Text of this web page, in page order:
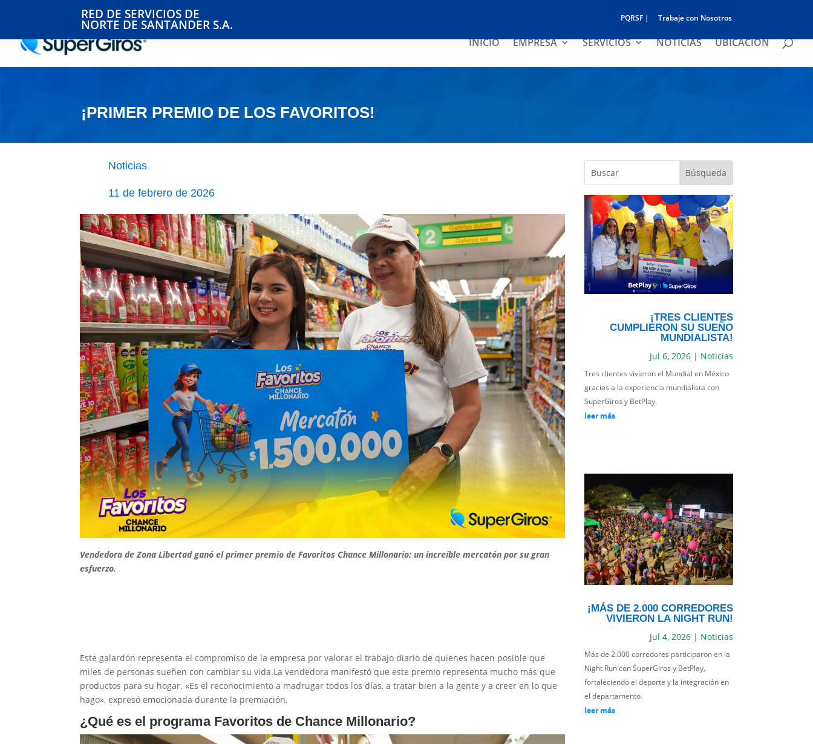
RED DE SERVICIOS DE
NORTE DE SANTANDER S.A. PQRSF | Trabaje con Nosotros
INICIO EMPRESA SERVICIOS NOTICIAS UBICACIÓN
¡PRIMER PREMIO DE LOS FAVORITOS!
Noticias
11 de febrero de 2026
Vendedora de Zona Libertad ganó el primer premio de Favoritos Chance Millonario: un increíble mercatón por su gran
esfuerzo.
Este galardón representa el compromiso de la empresa por valorar el trabajo diario de quienes hacen posible que
miles de personas sueñen con cambiar su vida.La vendedora manifestó que este premio representa mucho más que
productos para su hogar. «Es el reconocimiento a madrugar todos los días, a tratar bien a la gente y a creer en lo que
hago», expresó emocionada durante la premiación.
¿Qué es el programa Favoritos de Chance Millonario?
¡TRES CLIENTES
CUMPLIERON SU SUEÑO
MUNDIALISTA!
Jul 6, 2026| Noticias
Tres clientes vivieron el Mundial en México
gracias a la experiencia mundialista con
SuperGiros y BetPlay.
leer más
¡MÁS DE 2.000 CORREDORES
VIVIERON LA NIGHT RUN!
Jul 4, 2026| Noticias
Más de 2.000 corredores participaron en la
Night Run con SuperGiros y BetPlay,
fortaleciendo el deporte y la integración en
el departamento.
leer más